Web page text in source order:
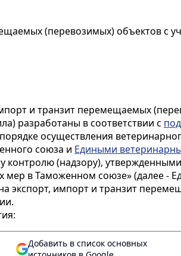
(перевозимых) объектов с
и транзит перемещаемых
разработаны в соответствии с
осуществления
союза и Едиными
(надзору),
в Таможенном союзе» (далее -
экспорт, импорт и транзит
Добавить в список основных